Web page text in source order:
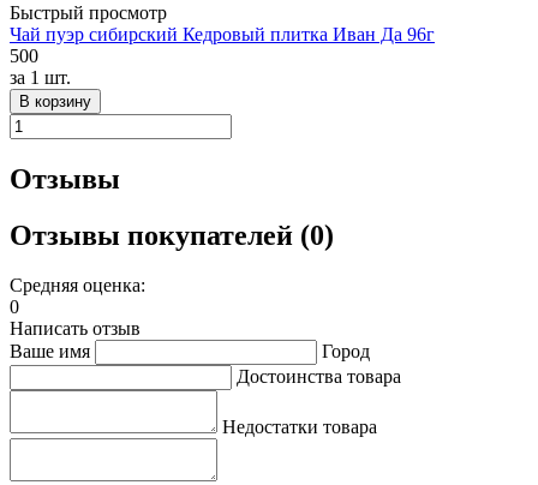
Быстрый просмотр
Чай пуэр сибирский Кедровый плитка Иван Да 96г
500
за 1 шт.
В корзину
Отзывы
Отзывы покупателей (0)
Средняя оценка:
0
Написать отзыв
Ваше имя
Город
Достоинства товара
Недостатки товара